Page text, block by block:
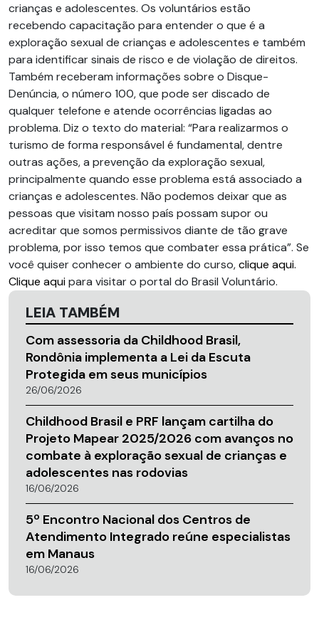
crianças e adolescentes. Os voluntários estão
recebendo capacitação para entender o que é a
exploração sexual de crianças e adolescentes e também
para identificar sinais de risco e de violação de direitos.
Também receberam informações sobre o Disque-
Denúncia, o número 100, que pode ser discado de
qualquer telefone e atende ocorrências ligadas ao
problema. Diz o texto do material: “Para realizarmos o
turismo de forma responsável é fundamental, dentre
outras ações, a prevenção da exploração sexual,
principalmente quando esse problema está associado a
crianças e adolescentes. Não podemos deixar que as
pessoas que visitam nosso país possam supor ou
acreditar que somos permissivos diante de tão grave
problema, por isso temos que combater essa prática”. Se
você quiser conhecer o ambiente do curso,clique aqui.
Clique aquipara visitar o portal do Brasil Voluntário.
LEIA TAMBÉM
Com assessoria da Childhood Brasil,
Rondônia implementa a Lei da Escuta
Protegida em seus municípios
26/06/2026
Childhood Brasil e PRF lançam cartilha do
Projeto Mapear 2025/2026 com avanços no
combate à exploração sexual de crianças e
adolescentes nas rodovias
16/06/2026
5º Encontro Nacional dos Centros de
Atendimento Integrado reúne especialistas
em Manaus
16/06/2026